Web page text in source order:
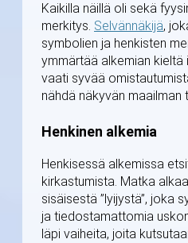
Kaikilla näillä oli sekä
merkitys. Selvännäkijä,
symbolien ja henkisten
ymmärtää alkemian kieltä
vaati syvää
nähdä näkyvän maailman
Henkinen alkemia
Henkisessä alkemissa
kirkastumista. Matka
sisäisestä ”lyijystä”, joka
ja tiedostamattomia
läpi vaiheita, joita